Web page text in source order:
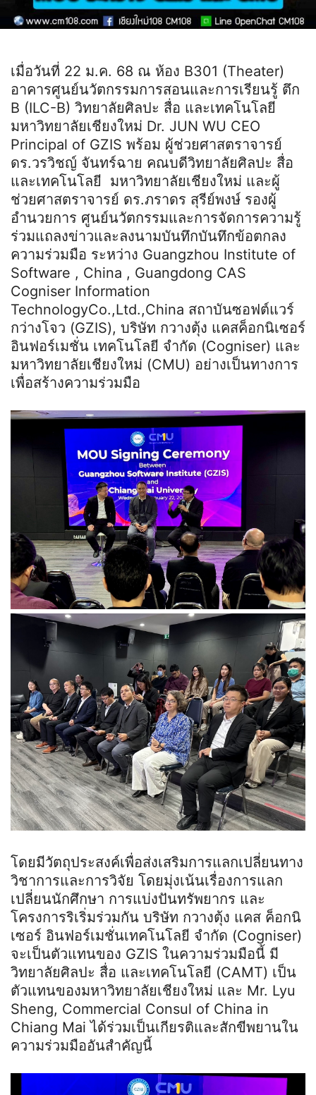
เมื่อวันที่ 22 ม.ค. 68 ณ ห้อง B301 (Theater)
อาคารศูนย์นวัตกรรมการสอนและการเรียนรู้ ตึก
B (ILC-B) วิทยาลัยศิลปะ สื่อ และเทคโนโลยี
มหาวิทยาลัยเชียงใหม่ Dr. JUN WU CEO
Principal of GZIS พร้อม ผู้ช่วยศาสตราจารย์
ดร.วรวิชญ์ จันทร์ฉาย คณบดีวิทยาลัยศิลปะ สื่อ
และเทคโนโลยี มหาวิทยาลัยเชียงใหม่ และผู้
ช่วยศาสตราจารย์ ดร.ภราดร สุรีย์พงษ์ รองผู้
อำนวยการ ศูนย์นวัตกรรมและการจัดการความรู้
ร่วมแถลงข่าวและลงนามบันทึกบันทึกข้อตกลง
ความร่วมมือ ระหว่าง Guangzhou Institute of
Software , China , Guangdong CAS
Cogniser Information
TechnologyCo.,Ltd.,China สถาบันซอฟต์แวร์
กว่างโจว (GZIS), บริษัท กวางตุ้ง แคสค็อกนิเซอร์
อินฟอร์เมชั่น เทคโนโลยี จำกัด (Cogniser) และ
มหาวิทยาลัยเชียงใหม่ (CMU) อย่างเป็นทางการ
เพื่อสร้างความร่วมมือ
โดยมีวัตถุประสงค์เพื่อส่งเสริมการแลกเปลี่ยนทาง
วิชาการและการวิจัย โดยมุ่งเน้นเรื่องการแลก
เปลี่ยนนักศึกษา การแบ่งปันทรัพยากร และ
โครงการริเริ่มร่วมกัน บริษัท กวางตุ้ง แคส ค็อกนิ
เซอร์ อินฟอร์เมชั่นเทคโนโลยี จำกัด (Cogniser)
จะเป็นตัวแทนของ GZIS ในความร่วมมือนี้ มี
วิทยาลัยศิลปะ สื่อ และเทคโนโลยี (CAMT) เป็น
ตัวแทนของมหาวิทยาลัยเชียงใหม่ และ Mr. Lyu
Sheng, Commercial Consul of China in
Chiang Mai ได้ร่วมเป็นเกียรติและสักขีพยานใน
ความร่วมมืออันสำคัญนี้